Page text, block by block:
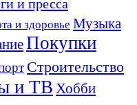
и пресса
и здоровье Музыка
Покупки
Строительство
и ТВ Хобби